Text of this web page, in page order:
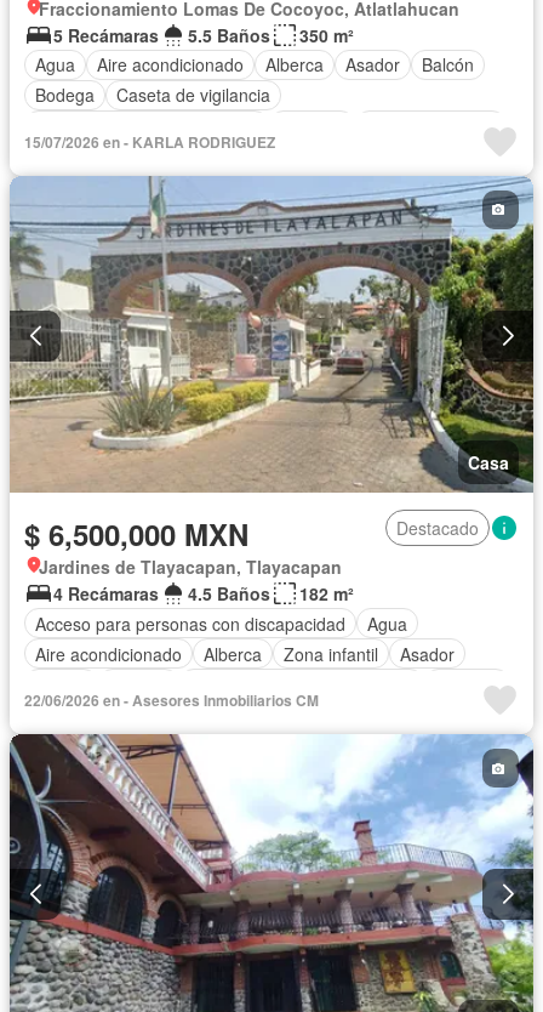
Fraccionamiento Lomas De Cocoyoc, Atlatlahucan
5 Recámaras
5.5 Baños
350 m²
Agua
Aire acondicionado Alberca Asador
Balcón
Bodega
Caseta de vigilancia
Cocina equipada
Cocina integral
Cuarto de Limpieza
Estacionamiento Gas natural
Internet
Jardín
Despacho
Recámara con closet
Sala polivalente
Seguridad
Televisión por cable
Terraza
Wifi Zonas verdes
15/07/2026 en - KARLA RODRIGUEZ
Casa
$ 6,500,000 MXN
Destacado
Jardines de Tlayacapan, Tlayacapan
4 Recámaras
4.5 Baños
182 m²
Acceso para personas con discapacidad
Agua
Aire acondicionado
Alberca Zona infantil
Asador
Cisterna
Cocina integral
Cuarto de Limpieza
Electricidad
Estacionamiento
Gimnasio
Internet
Jardín Despacho
Recámara con closet
Terraza
Vista panorámica
Completamente amueblado
22/06/2026 en - Asesores Inmobiliarios CM